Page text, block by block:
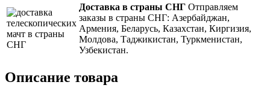
Доставка в страны СНГ Отправляем
заказы в страны СНГ: Азербайджан,
Армения, Беларусь, Казахстан, Киргизия,
Молдова, Таджикистан, Туркменистан,
Узбекистан.
Описание товара